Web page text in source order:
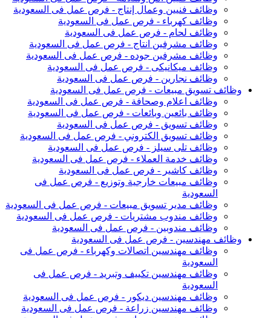
وظائف فنيين وعمال إنتاج - فرص عمل فى السعودية
وظائف كهرباء - فرص عمل فى السعودية
وظائف لحام - فرص عمل فى السعودية
وظائف مشرفين انتاج - فرص عمل فى السعودية
وظائف مشرفين جوده - فرص عمل فى السعودية
وظائف ميكانيكى - فرص عمل فى السعودية
وظائف نجارين - فرص عمل فى السعودية
وظائف تسويق مبيعات - فرص عمل فى السعودية
وظائف اعلام وصحافة - فرص عمل فى السعودية
وظائف بائعين وبائعات - فرص عمل فى السعودية
وظائف تسويق - فرص عمل فى السعودية
وظائف تسويق الكتروني - فرص عمل فى السعودية
وظائف تلى سيلز - فرص عمل فى السعودية
وظائف خدمة العملاء - فرص عمل فى السعودية
وظائف كاشير - فرص عمل فى السعودية
وظائف مبيعات خارجية وتوزيع - فرص عمل فى
السعودية
وظائف مدير تسويق مبيعات - فرص عمل فى السعودية
وظائف مندوب مشتريات - فرص عمل فى السعودية
وظائف مندوبين - فرص عمل فى السعودية
وظائف مهندسين - فرص عمل فى السعودية
وظائف مهندسين اتصالات وكهرباء - فرص عمل فى
السعودية
وظائف مهندسين تكييف وتبريد - فرص عمل فى
السعودية
وظائف مهندسين ديكور - فرص عمل فى السعودية
وظائف مهندسين زراعة - فرص عمل فى السعودية